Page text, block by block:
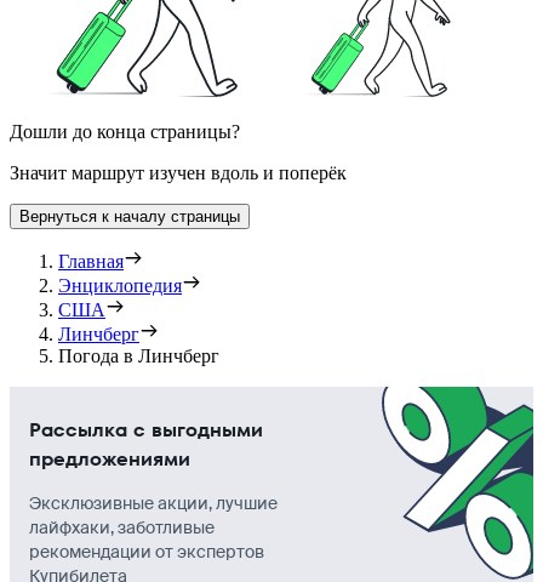
Дошли до конца страницы?
Значит маршрут изучен вдоль и поперёк
Вернуться к началу страницы
Главная
Энциклопедия
США
Линчберг
Погода в Линчберг
Рассылка с выгодными
предложениями
Эксклюзивные акции, лучшие
лайфхаки, заботливые
рекомендации от экспертов
Купибилета